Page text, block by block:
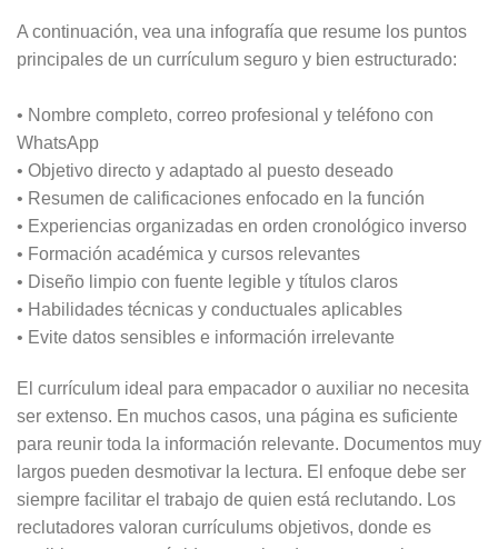
A continuación, vea una infografía que resume los puntos
principales de un currículum seguro y bien estructurado:
• Nombre completo, correo profesional y teléfono con
WhatsApp
• Objetivo directo y adaptado al puesto deseado
• Resumen de calificaciones enfocado en la función
• Experiencias organizadas en orden cronológico inverso
• Formación académica y cursos relevantes
• Diseño limpio con fuente legible y títulos claros
• Habilidades técnicas y conductuales aplicables
• Evite datos sensibles e información irrelevante
El currículum ideal para empacador o auxiliar no necesita
ser extenso. En muchos casos, una página es suficiente
para reunir toda la información relevante. Documentos muy
largos pueden desmotivar la lectura. El enfoque debe ser
siempre facilitar el trabajo de quien está reclutando. Los
reclutadores valoran currículums objetivos, donde es